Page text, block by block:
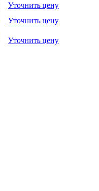
Уточнить цену
Уточнить цену
Уточнить цену